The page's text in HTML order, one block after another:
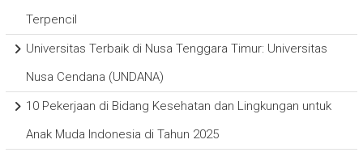
Terpencil
Universitas Terbaik di Nusa Tenggara Timur: Universitas
Nusa Cendana (UNDANA)
10 Pekerjaan di Bidang Kesehatan dan Lingkungan untuk
Anak Muda Indonesia di Tahun 2025